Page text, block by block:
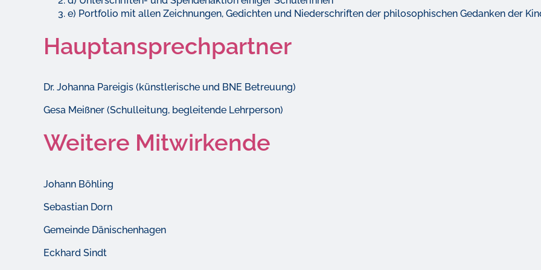
e) Portfolio mit allen Zeichnungen, Gedichten und Niederschriften der philosophischen Gedanken der
Hauptansprechpartner
Dr. Johanna Pareigis (künstlerische und BNE Betreuung)
Gesa Meißner (Schulleitung, begleitende Lehrperson)
Weitere Mitwirkende
Johann Böhling
Sebastian Dorn
Gemeinde Dänischenhagen
Eckhard Sindt